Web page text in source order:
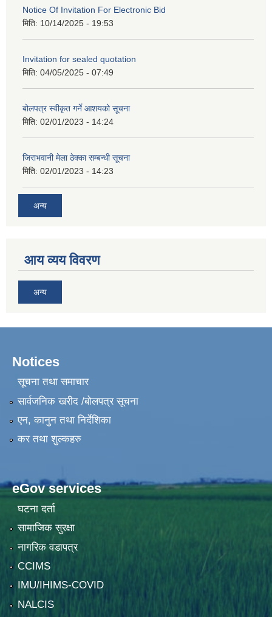
Notice Of Invitation For Electronic Bid
मिति: 10/14/2025 - 19:53
Invitation for sealed quotation
मिति: 04/05/2025 - 07:49
बोलपत्र स्वीकृत गर्ने आशयको सूचना
मिति: 02/01/2023 - 14:24
जिराभवानी मेला ठेक्का सम्बन्धी सूचना
मिति: 02/01/2023 - 14:23
अन्य
आय व्यय विवरण
अन्य
Notices
सूचना तथा समाचार
सार्वजनिक खरीद /बोलपत्र सूचना
एन, कानुन तथा निर्देशिका
कर तथा शुल्कहरु
eGov services
घटना दर्ता
सामाजिक सुरक्षा
नागरिक वडापत्र
CCIMS
IMU/IHIMS-COVID
NALCIS